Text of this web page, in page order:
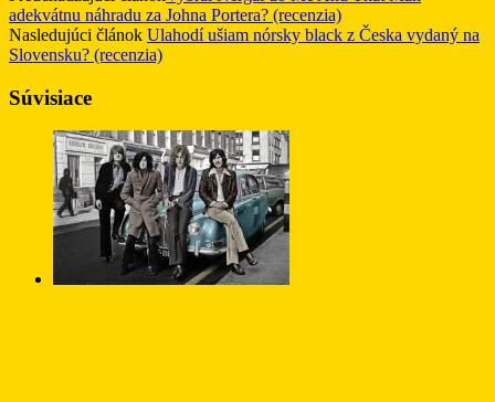
adekvátnu náhradu za Johna Portera? (recenzia)
Nasledujúci článok Ulahodí ušiam nórsky black z Česka vydaný na
Slovensku? (recenzia)
Súvisiace